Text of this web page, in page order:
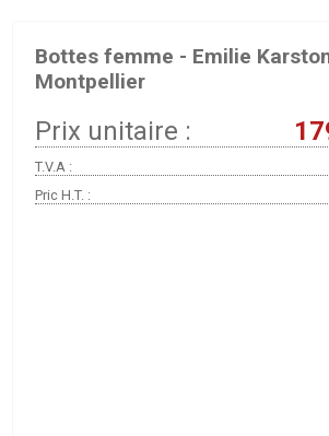
Bottes femme - Emilie
Montpellier
Prix unitaire :
T.V.A :
Pric H.T. :